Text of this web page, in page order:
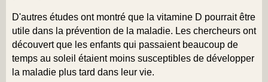
D'autres études ont montré que la vitamine D pourrait être
utile dans la prévention de la maladie. Les chercheurs ont
découvert que les enfants qui passaient beaucoup de
temps au soleil étaient moins susceptibles de développer
la maladie plus tard dans leur vie.